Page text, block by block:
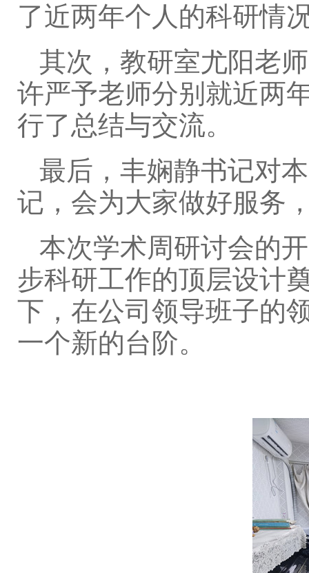
了近两年个人的科研情
其次，教研室尤阳老
许严予老师分别就近两
行了总结与交流。
最后，丰娴静书记对
记，会为大家做好服务
本次学术周研讨会的
步科研工作的顶层设计
下，在公司领导班子的
一个新的台阶。